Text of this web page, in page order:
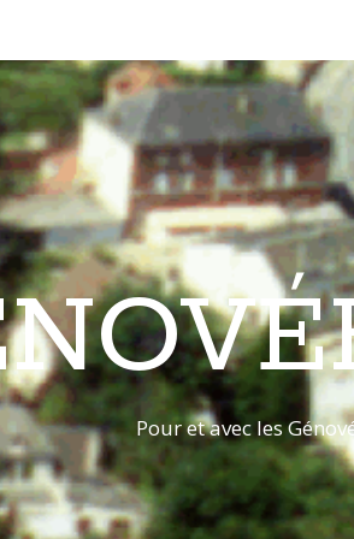
Pour et avec les